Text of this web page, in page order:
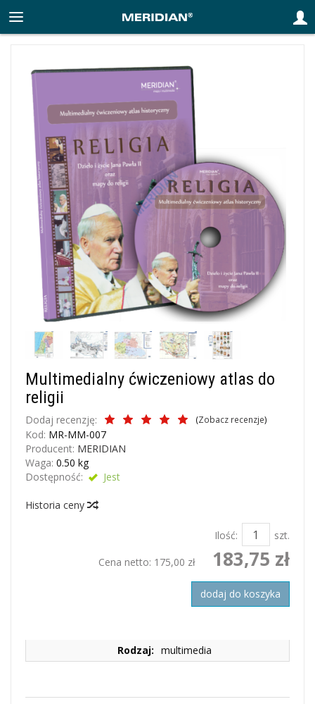
Multimedialny ćwiczeniowy atlas do
religii
Dodaj recenzję: (Zobacz recenzje)
Kod: MR-MM-007
Producent: MERIDIAN
Waga: 0.50 kg
Dostępność:
Jest
Historia ceny
Ilość:
szt.
Cena netto: 175,00 zł 183,75 zł
dodaj do koszyka
Rodzaj: multimedia